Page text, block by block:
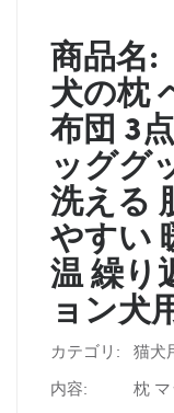
商品名:
犬の枕
布団 3
ッググ
洗える
やすい
温 繰り
ョン犬
カテゴリ: 猫犬
内容:
枕